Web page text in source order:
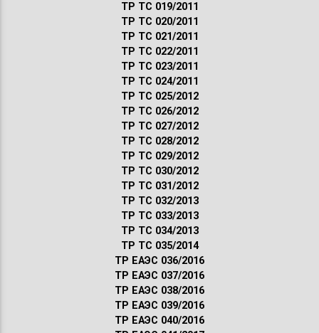
ТР ТС 019/2011
ТР ТС 020/2011
ТР ТС 021/2011
ТР ТС 022/2011
ТР ТС 023/2011
ТР ТС 024/2011
ТР ТС 025/2012
ТР ТС 026/2012
ТР ТС 027/2012
ТР ТС 028/2012
ТР ТС 029/2012
ТР ТС 030/2012
ТР ТС 031/2012
ТР ТС 032/2013
ТР ТС 033/2013
ТР ТС 034/2013
ТР ТС 035/2014
ТР ЕАЭС 036/2016
ТР ЕАЭС 037/2016
ТР ЕАЭС 038/2016
ТР ЕАЭС 039/2016
ТР ЕАЭС 040/2016